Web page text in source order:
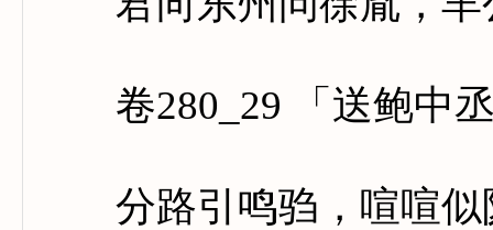
卷280_29 「送鲍中丞
分路引鸣驺，喧喧似